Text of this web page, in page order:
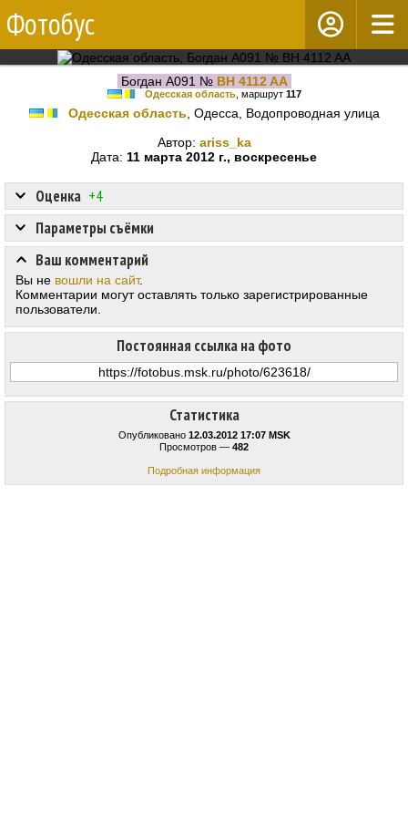
Фотобус
Богдан А091 № BH 4112 AA
Одесская область, маршрут 117
Одесская область , Одесса, Водопроводная улица
Автор: ariss_ka
Дата: 11 марта 2012 г., воскресенье
Статистика
Опубликовано 12.03.2012 17:07 MSK
Просмотров — 482
Подробная информация
Оценка +4
Постоянная ссылка на фото
Параметры съёмки
Ваш комментарий
Вы не вошли на сайт.
Комментарии могут оставлять только зарегистрированные
пользователи.